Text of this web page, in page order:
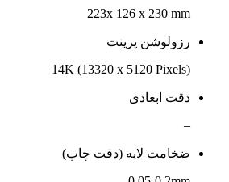
223x 126 x 230 mm
رزولوشن پرینت
14K (13320 x 5120 Pixels)
دقت ابعادی
–
ضخامت لایه (دقت چاپ)